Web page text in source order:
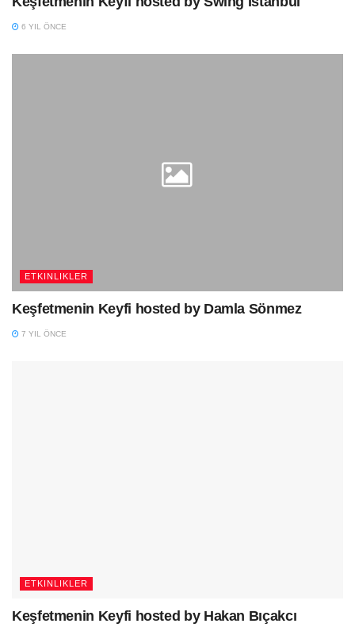
6 YIL ÖNCE
ETKINLIKLER
Keşfetmenin Keyfi hosted by Damla Sönmez
7 YIL ÖNCE
ETKINLIKLER
Keşfetmenin Keyfi hosted by Hakan Bıçakcı